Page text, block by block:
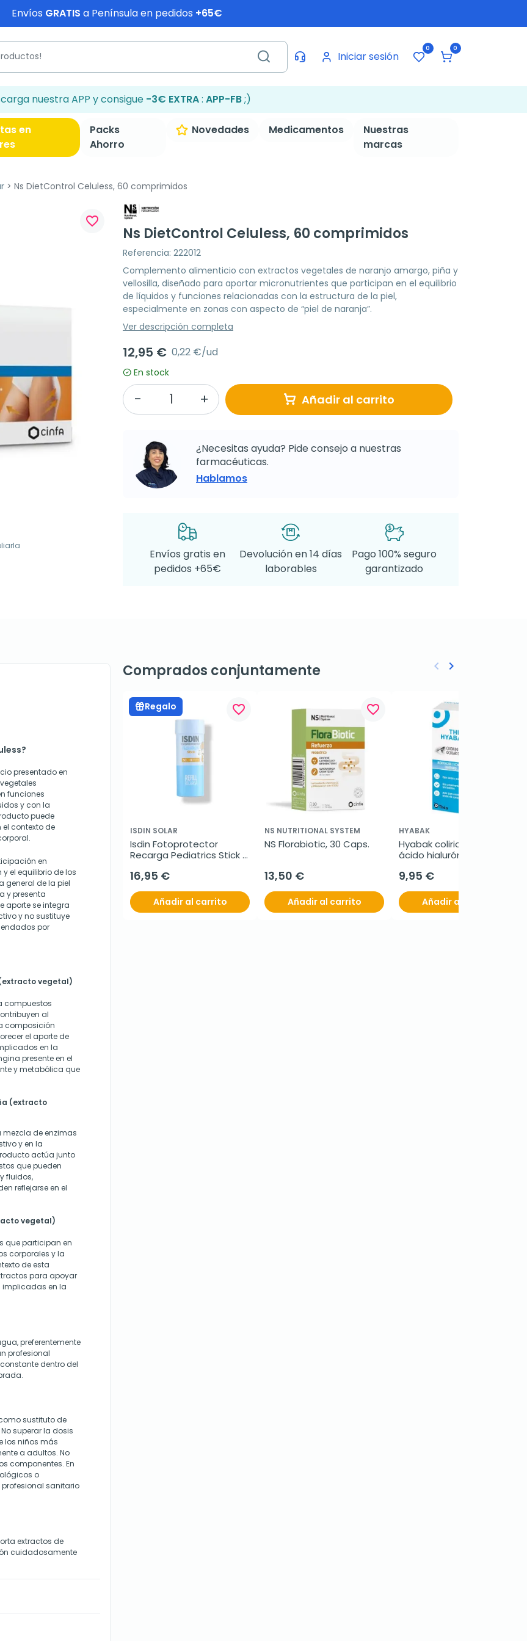
Envíos GRATIS a Península en pedidos +65€
Iniciar sesión
0 0
nuestra APP y consigue -3€ EXTRA: APP-FB;)
en
Packs
Ahorro
Novedades Medicamentos
Nuestras
marcas
Ns DietControl Celuless, 60 comprimidos
favorite_border
Ns DietControl Celuless, 60 comprimidos
Referencia: 222012
Complemento alimenticio con extractos vegetales de naranjo amargo, piña y
vellosilla, diseñado para aportar micronutrientes que participan en el equilibrio
de líquidos y funciones relacionadas con la estructura de la piel,
especialmente en zonas con aspecto de “piel de naranja”.
Ver descripción completa
12,95 € 0,22 €/ud
En stock
Añadir al carrito
¿Necesitas ayuda? Pide consejo a nuestras
farmacéuticas.
Hablamos
Envíos gratis en
pedidos +65€
Devolución en 14 días
laborables
Pago 100% seguro
garantizado
presentado en
funciones
y con la
puede
contexto de
en
el equilibrio de los
general de la piel
y presenta
aporte se integra
y no sustituye
por
vegetal)
compuestos
al
composición
el aporte de
en la
presente en el
y metabólica que
(extracto
de enzimas
y en la
actúa junto
que pueden
fluidos,
reflejarse en el
vegetal)
que participan en
corporales y la
de esta
para apoyar
implicadas en la
preferentemente
profesional
dentro del
sustituto de
superar la dosis
los niños más
a adultos. No
componentes. En
o
sanitario
extractos de
cuidadosamente
Comprados conjuntamente
Regalo favorite_border
ISDIN SOLAR
Isdin Fotoprotector
Recarga Pediatrics Stick
16,95 €
Añadir al carrito
favorite_border
NS NUTRITIONAL SYSTEM
NS Florabiotic, 30 Caps.
13,50 €
Añadir al carrito
HYABAK
Hyabak colirio ojo seco
ácido hialurónico, 10 ml
9,95 €
Añadir al carrito
Anterior
keyboard_arrow_left Siguiente
keyboard_arrow_right